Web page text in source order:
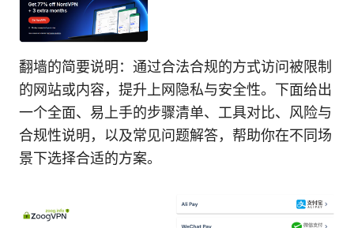
翻墙的简要说明：通过合法合规的方式访问被限制
的网站或内容，提升上网隐私与安全性。下面给出
一个全面、易上手的步骤清单、工具对比、风险与
合规性说明，以及常见问题解答，帮助你在不同场
景下选择合适的方案。